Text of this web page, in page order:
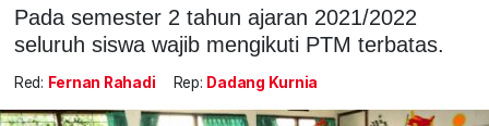
Pada semester 2 tahun ajaran 2021/2022
seluruh siswa wajib mengikuti PTM terbatas.
Red: Fernan Rahadi Rep: Dadang Kurnia